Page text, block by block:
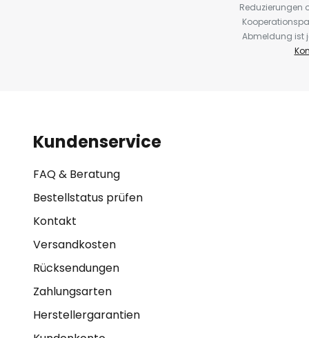
Reduzierungen
Abmeldung ist
Kundenservice
FAQ & Beratung
Bestellstatus prüfen
Kontakt
Versandkosten
Rücksendungen
Zahlungsarten
Herstellergarantien